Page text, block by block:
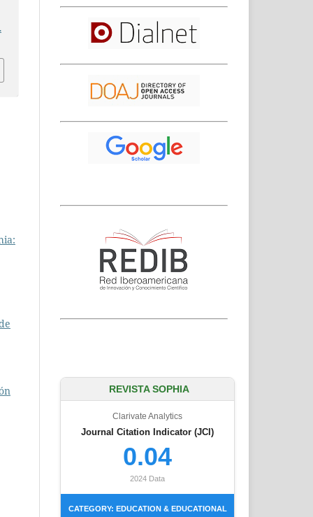
REVISTA SOPHIA
Clarivate Analytics
Journal Citation Indicator (JCI)
0.04
2024 Data
CATEGORY: EDUCATION & EDUCATIONAL